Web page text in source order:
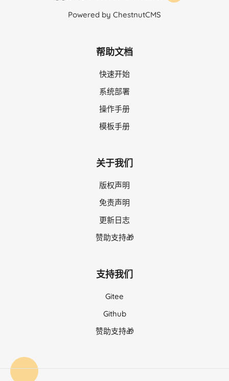
Powered by ChestnutCMS
帮助文档
快速开始
系统部署
操作手册
模板手册
关于我们
版权声明
免责声明
更新日志
赞助支持🎁
支持我们
Gitee
Github
赞助支持🎁